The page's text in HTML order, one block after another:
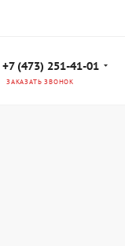
+7 (473) 251-41-01
ЗАКАЗАТЬ ЗВОНОК